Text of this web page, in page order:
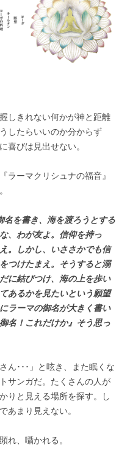
— MAHAYOGI
ブログ
しきれない何かが神と距離
したらいいのか分からず
喜びは見出せない。
ラーマクリシュナの福音』
名を書き、海を渡ろうとする
、わが友よ。信仰を持っ
。しかし、いささかでも信
つけたまえ。そうすると溺
に結びつけ、海の上を歩い
あるかを見たいという願望
ラーマの御名が大きく書い
名！これだけか』そう思っ
ん･･･」と呟き、また眠くな
サンガだ。たくさんの人が
りと見える場所を探す。し
あまり見えない。
れ、囁かれる。